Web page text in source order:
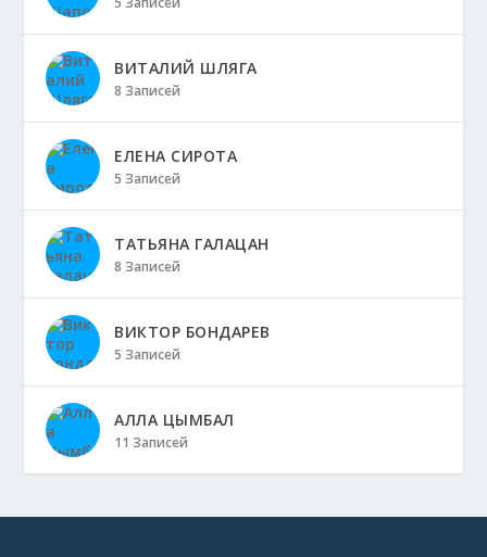
ВИТАЛИЙ ШЛЯГА
8 Записей
ЕЛЕНА СИРОТА
5 Записей
ТАТЬЯНА ГАЛАЦАН
8 Записей
ВИКТОР БОНДАРЕВ
5 Записей
АЛЛА ЦЫМБАЛ
11 Записей